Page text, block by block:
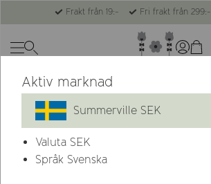
Frakt från 19:- Fri frakt från 299:-
-34%
Aktiv marknad
Summerville SEK
Valuta SEK
Språk Svenska